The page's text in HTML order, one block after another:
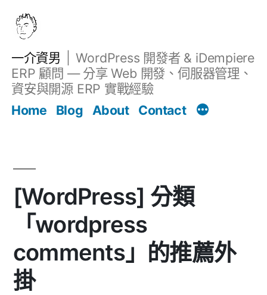
一介資男
WordPress 開發者 & iDempiere
ERP 顧問 — 分享 Web 開發、伺服器管理、
資安與開源 ERP 實戰經驗
Home
Blog About Contact
[WordPress] 分類
「wordpress
comments」的推薦外
掛
文章